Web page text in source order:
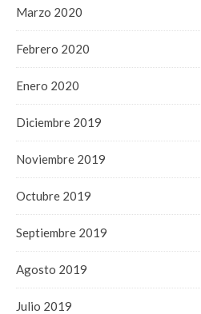
Marzo 2020
Febrero 2020
Enero 2020
Diciembre 2019
Noviembre 2019
Octubre 2019
Septiembre 2019
Agosto 2019
Julio 2019